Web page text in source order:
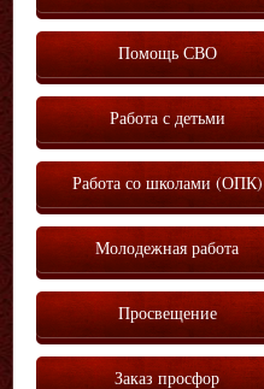
Помощь СВО
Работа с детьми
Работа со школами (ОПК)
Молодежная работа
Просвещение
Заказ просфор